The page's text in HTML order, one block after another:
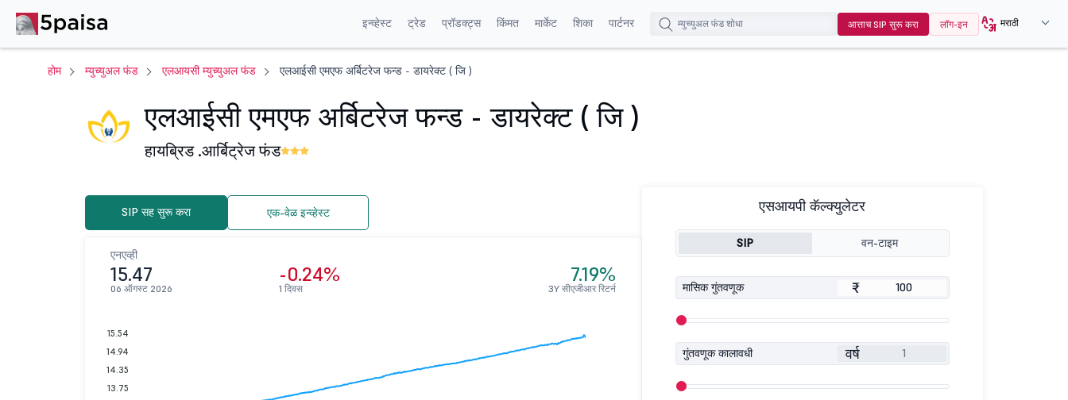
इन्व्हेस्ट ट्रेड प्रॉडक्ट्स किंमत मार्केट शिका पार्टनर आत्ताच SIP सुरू करा लॉग-इन मराठी
होम म्युच्युअल फंड एलआयसी म्युच्युअल फंड एलआईसी एमएफ अर्बिटरेज फन्ड - डायरेक्ट ( जि )
एलआईसी एमएफ अर्बिटरेज फन्ड - डायरेक्ट ( जि )
हायब्रिड .आर्बिट्रेज फंड
SIP सह सुरू करा एक-वेळ इन्व्हेस्ट
एनएव्ही
15.47
06 ऑगस्ट 2026
-0.24%
1 दिवस
7.19%
3Y सीएजीआर रिटर्न
15.54
14.94
14.35
13.75
एसआयपी कॅल्क्युलेटर
SIP वन-टाइम
मासिक गुंतवणूक ₹
गुंतवणूक कालावधी वर्ष